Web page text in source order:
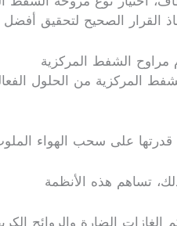
القرار الصحيح لتحقيق أفضل
مراوح الشفط المركزية
المركزية من الحلول
على سحب الهواء
تساهم هذه الأنظمة
الغازات الضارة والروائح